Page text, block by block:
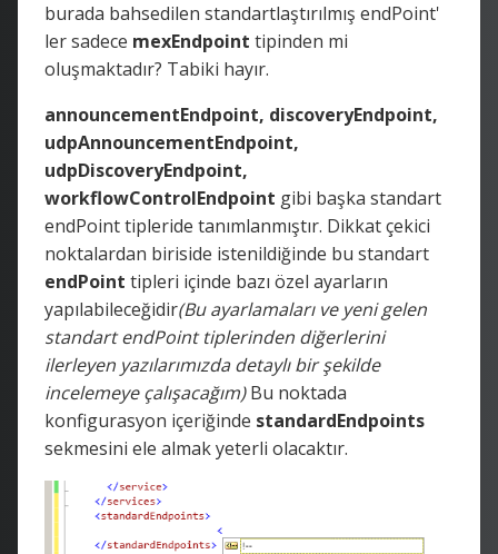
burada bahsedilen standartlaştırılmış endPoint'
ler sadece mexEndpoint tipinden mi
oluşmaktadır? Tabiki hayır.
announcementEndpoint, discoveryEndpoint,
udpAnnouncementEndpoint,
udpDiscoveryEndpoint,
workflowControlEndpoint gibi başka standart
endPoint tipleride tanımlanmıştır. Dikkat çekici
noktalardan biriside istenildiğinde bu standart
endPoint tipleri içinde bazı özel ayarların
yapılabileceğidir(Bu ayarlamaları ve yeni gelen
standart endPoint tiplerinden diğerlerini
ilerleyen yazılarımızda detaylı bir şekilde
incelemeye çalışacağım)Bu noktada
konfigurasyon içeriğinde standardEndpoints
sekmesini ele almak yeterli olacaktır.